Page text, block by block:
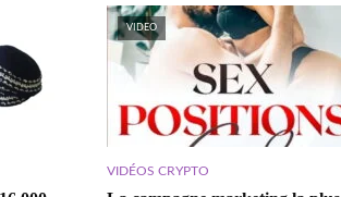
VIDEO
VIDÉOS CRYPTO